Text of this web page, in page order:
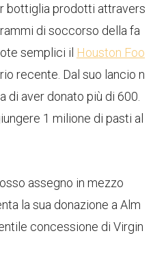
bottiglia prodotti attravers
di soccorso della fa
semplici il Houston Foo
recente. Dal suo lancio n
di aver donato più di 600.
1 milione di pasti al
la sua donazione a Alm
concessione di Virgin